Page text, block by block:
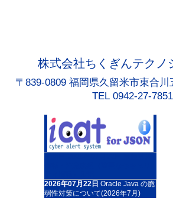
株式会社ちくぎんテクノ
〒839-0809 福岡県久留米市東合
TEL 0942-27-7851
2026年07月22日 Oracle Java の脆
弱性対策について(2026年7月)